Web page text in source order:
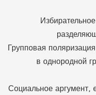
Групповая
в однородной
Социальное аргумент,